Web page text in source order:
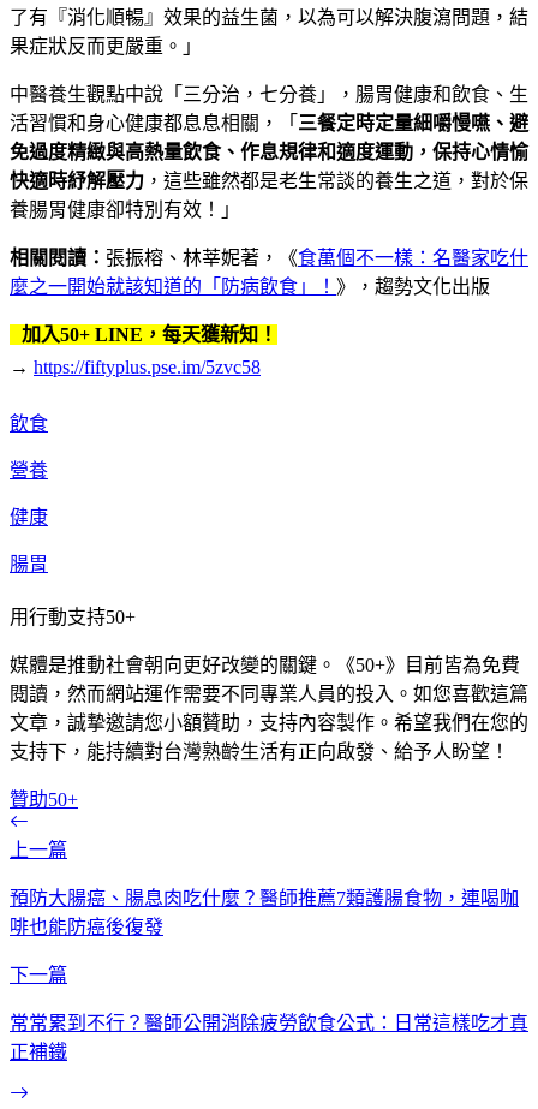
了有『消化順暢』效果的益生菌，以為可以解決腹瀉問題，結
果症狀反而更嚴重。」
中醫養生觀點中說「三分治，七分養」，腸胃健康和飲食、生
活習慣和身心健康都息息相關，「 三餐定時定量細嚼慢嚥、避
免過度精緻與高熱量飲食、作息規律和適度運動，保持心情愉
快適時紓解壓力 ，這些雖然都是老生常談的養生之道，對於保
養腸胃健康卻特別有效！」
相關閱讀： 張振榕、林莘妮著，《食萬個不一樣：名醫家吃什
麼之一開始就該知道的「防病飲食」！ 》，趨勢文化出版
加入50+ LINE，每天獲新知！
→ https://fiftyplus.pse.im/5zvc58
飲食
營養
健康
腸胃
用行動支持50+
媒體是推動社會朝向更好改變的關鍵。《50+》目前皆為免費
閱讀，然而網站運作需要不同專業人員的投入。如您喜歡這篇
文章，誠摯邀請您小額贊助，支持內容製作。希望我們在您的
支持下，能持續對台灣熟齡生活有正向啟發、給予人盼望！
贊助50+
上一篇
預防大腸癌、腸息肉吃什麼？醫師推薦7類護腸食物，連喝咖
啡也能防癌後復發
下一篇
常常累到不行？醫師公開消除疲勞飲食公式：日常這樣吃才真
正補鐵